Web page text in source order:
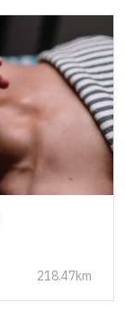
218.47km